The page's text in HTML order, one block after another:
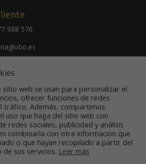
988 576
Política de Privacidad
de Cookies
sitio web se usan para personalizar el
ofrecer funciones de redes
tráfico. Además, compartimos
uso que haga del sitio web con
redes sociales, publicidad y análisis
combinarla con otra información que
o que hayan recopilado a partir del
de sus servicios. Leer más